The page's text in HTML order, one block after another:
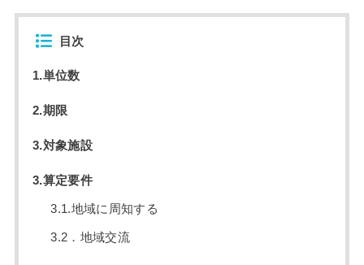
目次
1.単位数
2.期限
3.対象施設
3.算定要件
3.1.地域に周知する
3.2．地域交流